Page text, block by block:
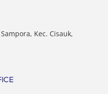
Kec. Cisauk,